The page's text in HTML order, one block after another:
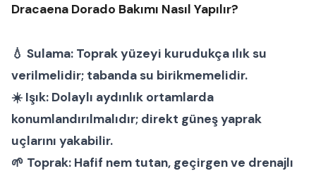
Dracaena Dorado Bakımı Nasıl Yapılır?
💧 Sulama: Toprak yüzeyi kurudukça ılık su
verilmelidir; tabanda su birikmemelidir.
☀️ Işık: Dolaylı aydınlık ortamlarda
konumlandırılmalıdır; direkt güneş yaprak
uçlarını yakabilir.
🌱 Toprak: Hafif nem tutan, geçirgen ve drenajlı